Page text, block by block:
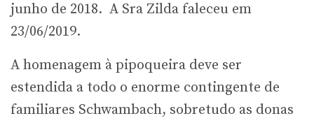
junho de 2018. A Sra Zilda faleceu em
23/06/2019.
A homenagem à pipoqueira deve ser
estendida a todo o enorme contingente de
familiares Schwambach, sobretudo as donas